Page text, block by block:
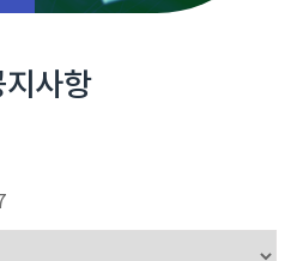
지사항